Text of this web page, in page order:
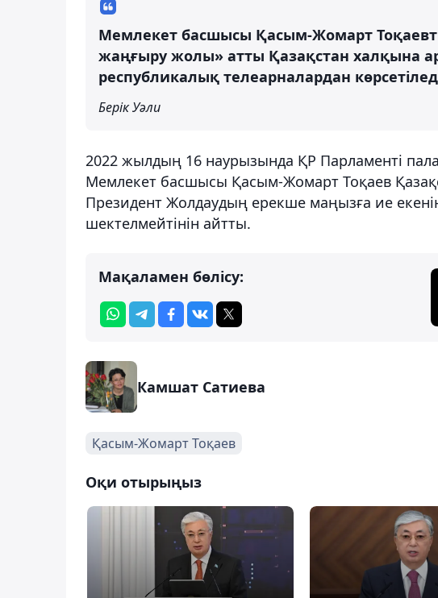
Мемлекет басшысы Қасым-Жомарт
жаңғыру жолы» атты Қазақстан халқына
республикалық телеарналардан
Берік Уәли
2022 жылдың 16 наурызында ҚР Парламенті
Мемлекет басшысы Қасым-Жомарт Тоқаев
Президент Жолдаудың ерекше маңызға ие
шектелмейтінін айтты.
Мақаламен бөлісу:
Камшат Сатиева
Қасым-Жомарт Тоқаев
Оқи отырыңыз